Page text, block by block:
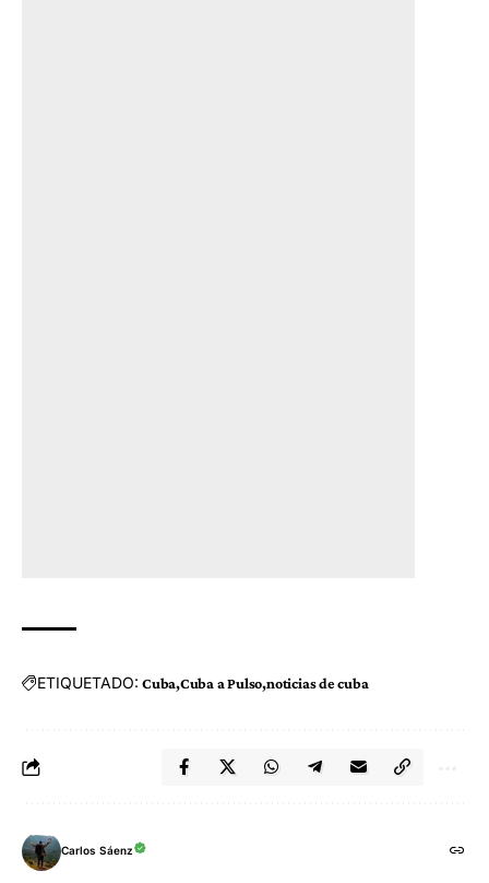
ETIQUETADO: Cuba Cuba a Pulso noticias de cuba
Carlos Sáenz